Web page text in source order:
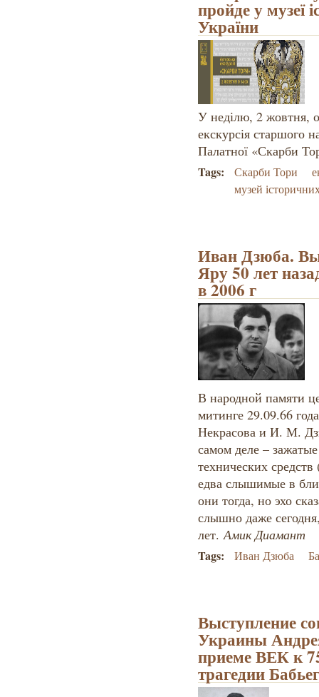
пройде у музеї
України
У неділю, 2 жовтня, о
екскурсія старшого
Палатної «Скарби
Tags: Скарби Тори
музей
Иван Дзюба.
Яру 50 лет
в 2006 г
В народной памяти
митинге 29.09.66
Некрасова и И. М.
самом деле –
технических
едва слышимые в
они тогда, но эхо
слышно даже
лет.Амик Диамант
Tags: Иван Дзюба
Выступление
Украины
приеме ВЕК к
трагедии